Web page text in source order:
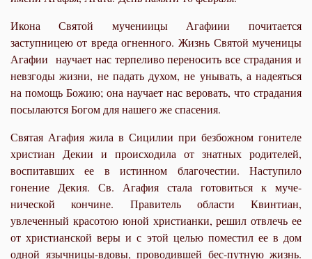
Икона Святой мучениицы Агафиии почитается
заступницею от вреда огненного. Жизнь Святой мученицы
Агафии научает нас терпеливо переносить все страдания и
невзгоды жизни, не падать духом, не унывать, а надеяться
на помощь Божию; она научает нас веровать, что страдания
посылаются Богом для нашего же спасения.
Святая Агафия жила в Сицилии при безбожном гонителе
христиан Декии и происходила от знатных родителей,
воспитавших ее в истинном благочестии. Наступило
гонение Декия. Св. Агафия стала готовиться к муче-
нической кончине. Правитель области Квинтиан,
увлеченный красотою юной христианки, решил отвлечь ее
от христианской веры и с этой целью поместил ее в дом
одной язычницы-вдовы, проводившей бес-путную жизнь.